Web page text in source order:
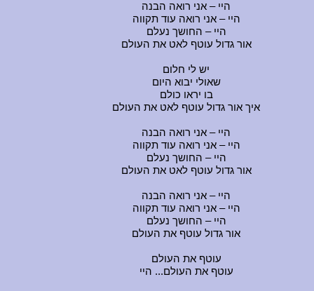
היי – אני רואה הבנה
היי – אני רואה עוד תקווה
היי – החושך נעלם
אור גדול עוטף לאט את העולם
יש לי חלום
שאולי יבוא היום
בו יראו כולם
איך אור גדול עוטף לאט את העולם
היי – אני רואה הבנה
היי – אני רואה עוד תקווה
היי – החושך נעלם
אור גדול עוטף לאט את העולם
היי – אני רואה הבנה
היי – אני רואה עוד תקווה
היי – החושך נעלם
אור גדול עוטף את העולם
עוטף את העולם
עוטף את העולם... היי